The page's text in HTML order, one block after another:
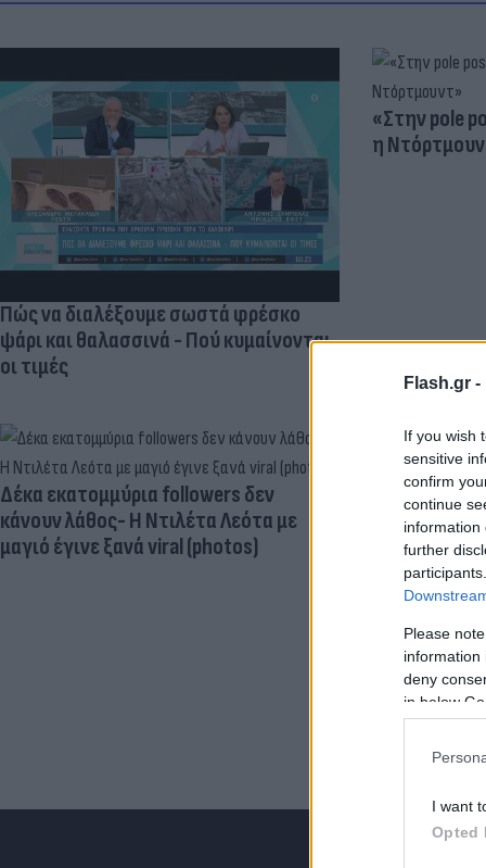
Flash.gr -
If you wish
sensitive
confirm
continue
information
further
Please
information
deny
in below
I want
Opted
Πώς να διαλέξουμε σωστά φρέσκο
ψάρι και θαλασσινά - Πού κυμαίνονται
οι τιμές
«Στην pole
η
Δέκα εκατομμύρια followers δεν
κάνουν λάθος- Η Ντιλέτα Λεότα με
μαγιό έγινε ξανά viral (photos)
Νέο
ωοθηκών